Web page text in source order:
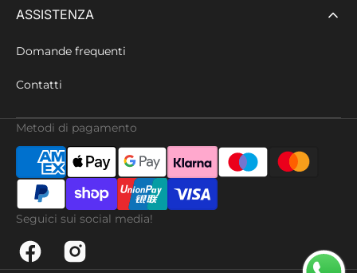
ASSISTENZA
Domande frequenti
Contatti
Metodi di pagamento
Seguici sui social media!
FacebookInstagram